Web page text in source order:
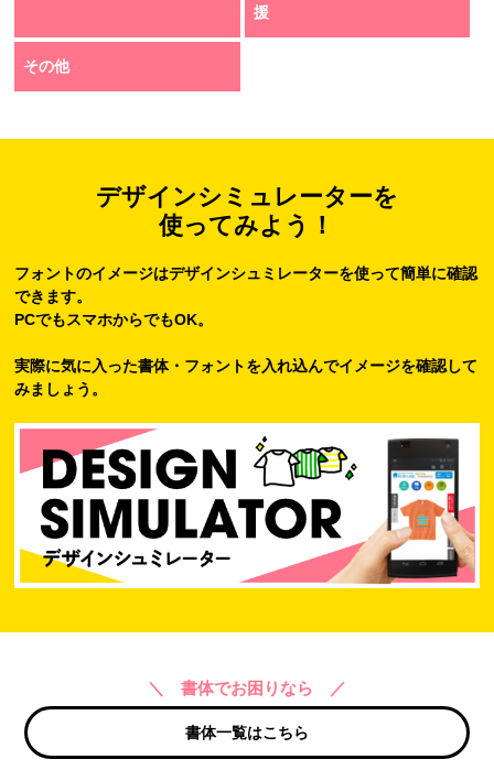
援
その他
デザインシミュレーターを
使ってみよう！
フォントのイメージはデザインシュミレーターを使って簡単に確認
できます。
PCでもスマホからでもOK。
実際に気に入った書体・フォントを入れ込んでイメージを確認して
みましょう。
＼ 書体でお困りなら ／
書体一覧はこちら